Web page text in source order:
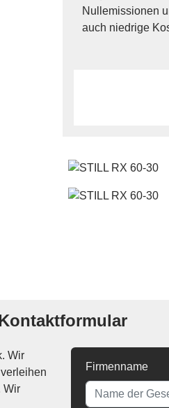
Nullemissionen
auch niedrige
Wir
Wir
Firmenname